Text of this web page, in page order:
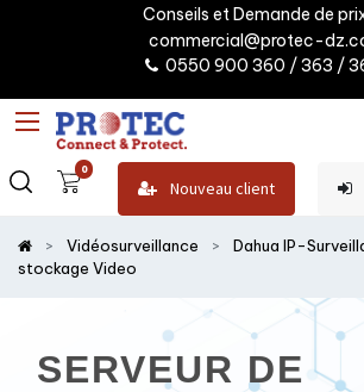
Conseils et Demande de
commercial@protec-
0550 900 360 / 363 /
0
Nouveau client
Vidéosurveillance Dahua IP-
stockage Video
SERVEUR DE